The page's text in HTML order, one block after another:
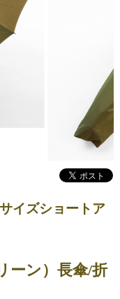
イズショートア
ーン）長傘/折